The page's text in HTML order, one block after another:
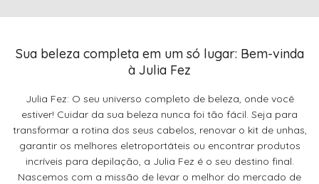
Sua beleza completa em um só lugar: Bem-vinda
à Julia Fez
Julia Fez: O seu universo completo de beleza, onde você
estiver! Cuidar da sua beleza nunca foi tão fácil. Seja para
transformar a rotina dos seus cabelos, renovar o kit de unhas,
garantir os melhores eletroportáteis ou encontrar produtos
incríveis para depilação, a Julia Fez é o seu destino final.
Nascemos com a missão de levar o melhor do mercado de